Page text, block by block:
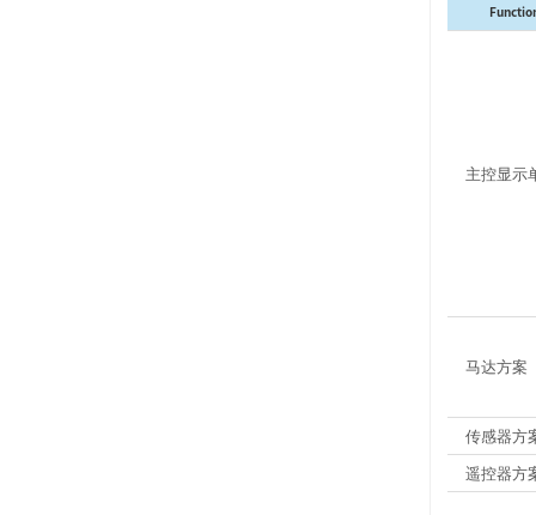
主控显示
马达方案
传感器方
遥控器方